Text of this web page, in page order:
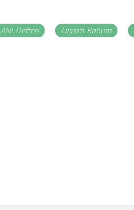
ANI_Defteri Ulaşım_Konum